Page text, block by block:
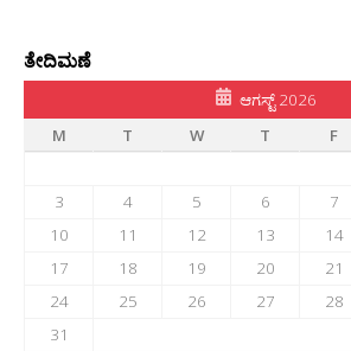
ತೇದಿಮಣೆ
ಆಗಸ್ಟ್ 2026
M
T W T F
3
4 5 6 7
10
11 12 13 14
17
18 19 20 21
24
25 26 27 28
31